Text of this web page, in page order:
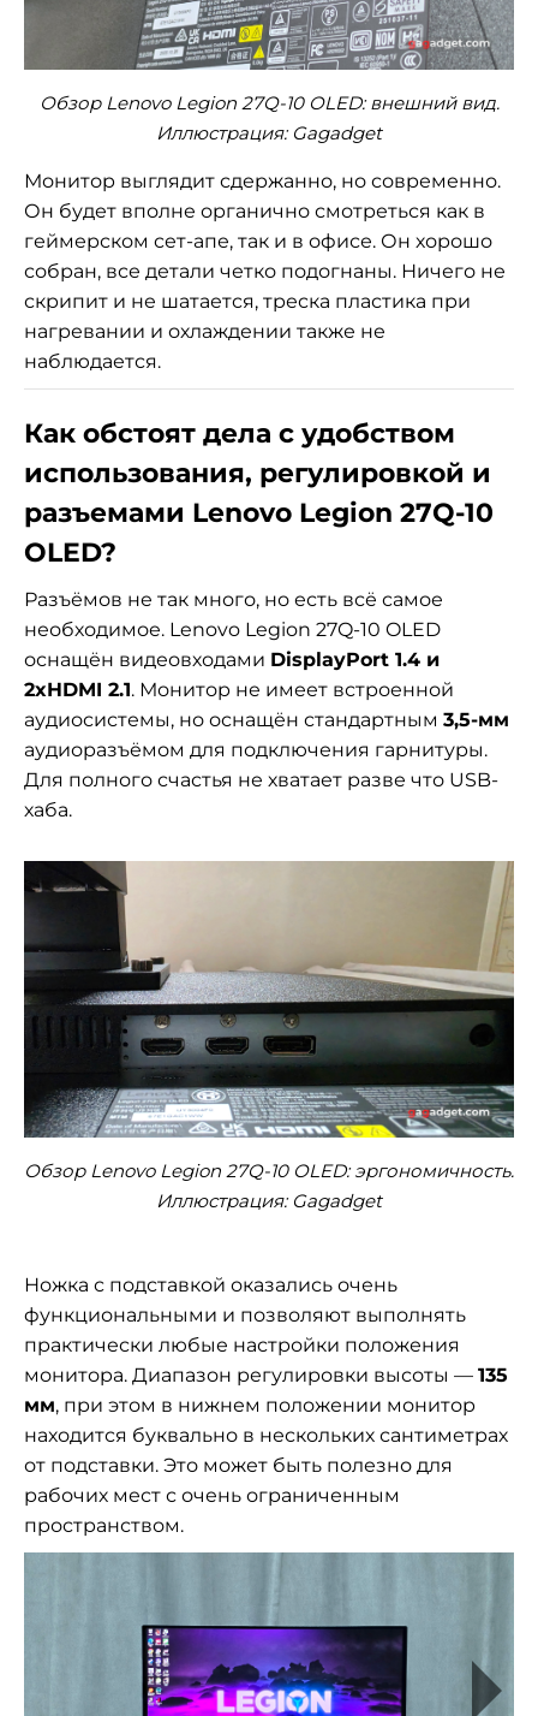
Обзор Lenovo Legion 27Q-10 OLED: внешний вид.
Иллюстрация: Gagadget
Монитор выглядит сдержанно, но современно.
Он будет вполне органично смотреться как в
геймерском сет-апе, так и в офисе. Он хорошо
собран, все детали четко подогнаны. Ничего не
скрипит и не шатается, треска пластика при
нагревании и охлаждении также не
наблюдается.
Как обстоят дела с удобством
использования, регулировкой и
разъемами Lenovo Legion 27Q-10
OLED?
Разъёмов не так много, но есть всё самое
необходимое. Lenovo Legion 27Q-10 OLED
оснащён видеовходами DisplayPort 1.4 и
2xHDMI 2.1. Монитор не имеет встроенной
аудиосистемы, но оснащён стандартным 3,5-мм
аудиоразъёмом для подключения гарнитуры.
Для полного счастья не хватает разве что USB-
хаба.
Обзор Lenovo Legion 27Q-10 OLED: эргономичность.
Иллюстрация: Gagadget
Ножка с подставкой оказались очень
функциональными и позволяют выполнять
практически любые настройки положения
монитора. Диапазон регулировки высоты — 135
мм, при этом в нижнем положении монитор
находится буквально в нескольких сантиметрах
от подставки. Это может быть полезно для
рабочих мест с очень ограниченным
пространством.